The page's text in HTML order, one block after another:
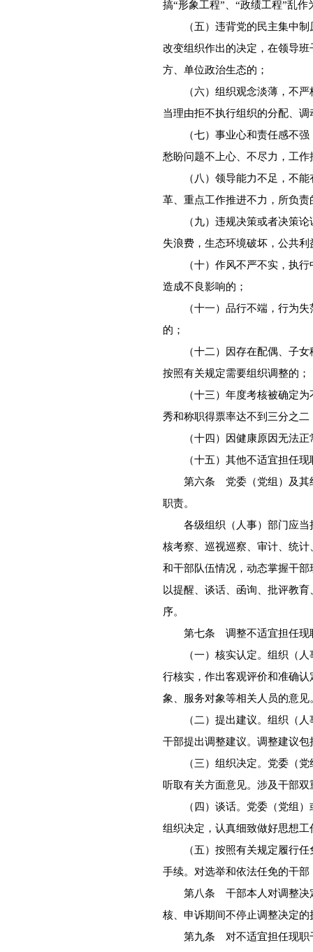
搞“形象工程”、“政绩工程”乱作
（五）违背党的民主集中制
改变组织作出的决定，在领导
方、单位政治生态的；
（六）组织观念淡薄，不严
当理由拒不执行组织的分配、
（七）事业心和责任感不强
愁盼问题不上心、不尽力，工
（八）领导能力不足，不能
革、重点工作推进不力，所负
（九）违规决策或者决策论
失浪费，生态环境破坏，公共
（十）作风不严不实，执行
造成不良影响的；
（十一）品行不端，行为失
的；
（十二）因存在配偶、子女
按照有关规定需要组织调整的；
（十三）年度考核被确定为
秀和称职得票率达不到三分之
（十四）因健康原因无法正
（十五）其他不适宜担任现
第六条 党委（党组）及其组
职责。
各级组织（人事）部门应当
核考察、巡视巡察、审计、统
和干部队伍情况，动态掌握干
以提醒、谈话、函询、批评教
序。
第七条 调整不适宜担任现职
（一）核实认定。组织（人
行核实，作出客观评价和准确
象、服务对象等相关人员的意
（二）提出建议。组织（人
干部提出调整建议。调整建议
（三）组织决定。党委（党
听取有关方面意见。涉及干部
（四）谈话。党委（党组）
组织决定，认真细致做好思想工
（五）按照有关规定履行任
手续。对选举和依法任免的干
第八条 干部本人对调整决定
核、申诉期间不停止调整决定的
第九条 对不适宜担任现职干